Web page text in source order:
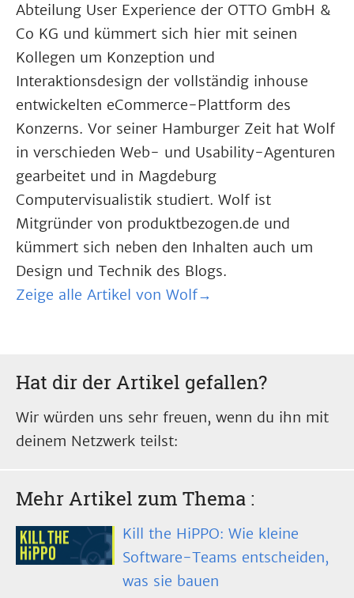
Abteilung User Experience der OTTO GmbH &
Co KG und kümmert sich hier mit seinen
Kollegen um Konzeption und
Interaktionsdesign der vollständig inhouse
entwickelten eCommerce-Plattform des
Konzerns. Vor seiner Hamburger Zeit hat Wolf
in verschieden Web- und Usability-Agenturen
gearbeitet und in Magdeburg
Computervisualistik studiert. Wolf ist
Mitgründer von produktbezogen.de und
kümmert sich neben den Inhalten auch um
Design und Technik des Blogs.
Zeige alle Artikel von Wolf→
Hat dir der Artikel gefallen?
Wir würden uns sehr freuen, wenn du ihn mit
deinem Netzwerk teilst:
Mehr Artikel zum Thema :
Kill the HiPPO: Wie kleine
Software-Teams entscheiden,
was sie bauen